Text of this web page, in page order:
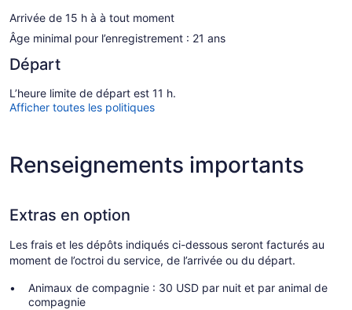
Arrivée de 15 h à à tout moment
Âge minimal pour l’enregistrement : 21 ans
Départ
L’heure limite de départ est 11 h.
Afficher toutes les politiques
Renseignements importants
Extras en option
Les frais et les dépôts indiqués ci-dessous seront facturés au
moment de l’octroi du service, de l’arrivée ou du départ.
Animaux de compagnie : 30 USD par nuit et par animal de
compagnie